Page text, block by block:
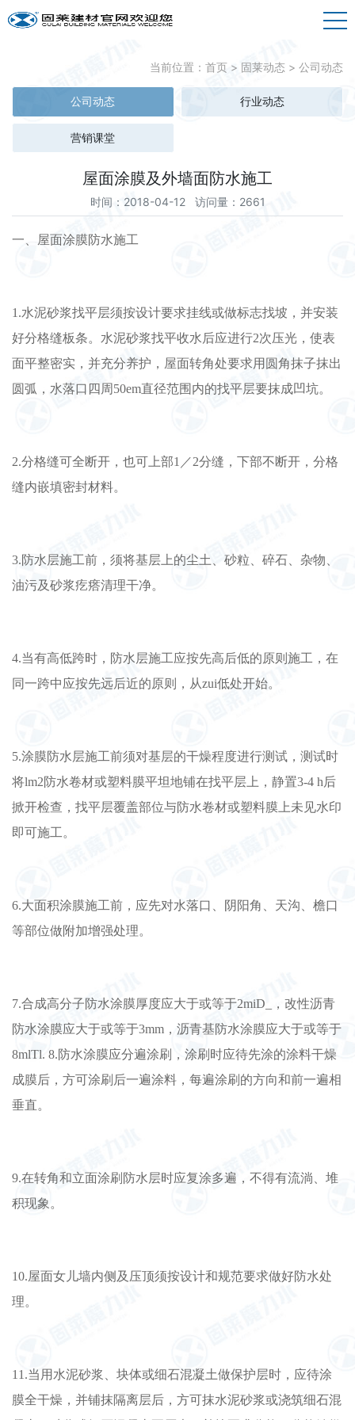
当前位置： 首页 > 固莱动态 > 公司动态
公司动态 行业动态
营销课堂
屋面涂膜及外墙面防水施工
时间：2018-04-12 访问量：2661
一、屋面涂膜防水施工
1.水泥砂浆找平层须按设计要求挂线或做标志找坡，并安装
好分格缝板条。水泥砂浆找平收水后应进行2次压光，使表
面平整密实，并充分养护，屋面转角处要求用圆角抹子抹出
圆弧，水落口四周50em直径范围内的找平层要抹成凹坑。
2.分格缝可全断开，也可上部1／2分缝，下部不断开，分格
缝内嵌填密封材料。
3.防水层施工前，须将基层上的尘土、砂粒、碎石、杂物、
油污及砂浆疙瘩清理干净。
4.当有高低跨时，防水层施工应按先高后低的原则施工，在
同一跨中应按先远后近的原则，从zui低处开始。
5.涂膜防水层施工前须对基层的干燥程度进行测试，测试时
将lm2防水卷材或塑料膜平坦地铺在找平层上，静置3-4 h后
掀开检查，找平层覆盖部位与防水卷材或塑料膜上未见水印
即可施工。
6.大面积涂膜施工前，应先对水落口、阴阳角、天沟、檐口
等部位做附加增强处理。
7.合成高分子防水涂膜厚度应大于或等于2miD_，改性沥青
防水涂膜应大于或等于3mm，沥青基防水涂膜应大于或等于
8mlTl. 8.防水涂膜应分遍涂刷，涂刷时应待先涂的涂料干燥
成膜后，方可涂刷后一遍涂料，每遍涂刷的方向和前一遍相
垂直。
9.在转角和立面涂刷防水层时应复涂多遍，不得有流淌、堆
积现象。
10.屋面女儿墙内侧及压顶须按设计和规范要求做好防水处
理。
11.当用水泥砂浆、块体或细石混凝土做保护层时，应待涂
膜全干燥，并铺抹隔离层后，方可抹水泥砂浆或浇筑细石混